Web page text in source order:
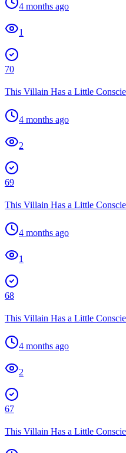
4 months ago
1
70
This Villain Has a Little
4 months ago
2
69
This Villain Has a Little
4 months ago
1
68
This Villain Has a Little
4 months ago
2
67
This Villain Has a Little